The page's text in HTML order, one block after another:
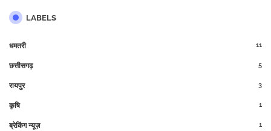
LABELS
धमतरी 11
छत्तीसगढ़ 5
रायपुर 3
कृषि 1
ब्रेकिंग न्यूज़ 1